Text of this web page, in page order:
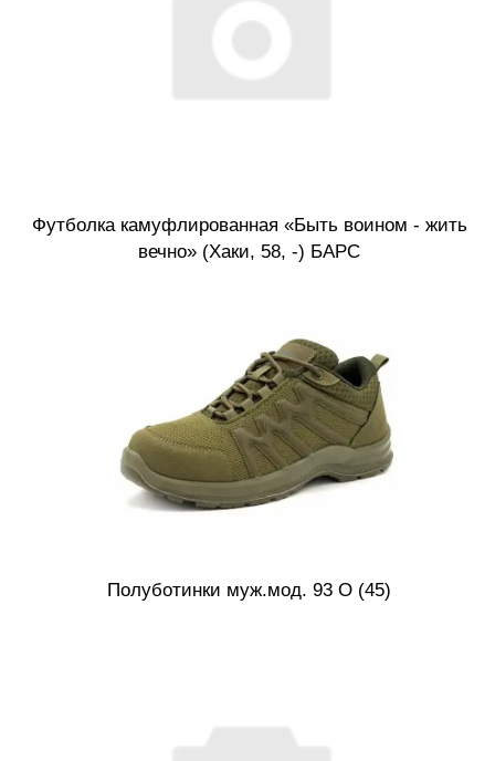
Футболка камуфлированная «Быть воином - жить
вечно» (Хаки, 58, -) БАРС
Полуботинки муж.мод. 93 О (45)